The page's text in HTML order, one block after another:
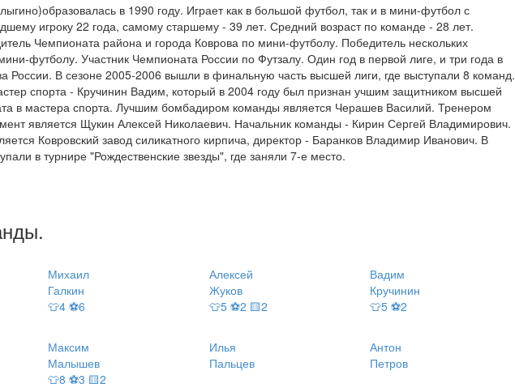
в 1990 году. Играет как в большой футбол, так и в мини-футбол с
игроку 22 года, самому старшему - 39 лет. Средний возраст по команде - 28 лет.
Чемпионата района и города Коврова по мини-футболу. Победитель нескольких
футболу. Участник Чемпионата России по Футзалу. Один год в первой лиге, и три года в
России. В сезоне 2005-2006 вышли в финальную часть высшей лиги, где выступали 8 команд.
спорта - Кручинин Вадим, который в 2004 году был признан учшим защитником высшей
в мастера спорта. Лучшим бомбадиром команды является Черашев Василий. Тренером
является Щукин Алексей Николаевич. Начальник команды - Кирин Сергей Владимирович.
Ковровский завод силикатного кирпича, директор - Баранков Владимир Иванович. В
в турнире "Рождественские звезды", где заняли 7-е место.
.
Михаил
Галкин
👕4 ⚽6
Алексей
Жуков
👕5 ⚽2 🟨2
Вадим
Кручинин
👕5 ⚽2
Максим
Малышев
👕8 ⚽3 🟨2
Илья
Пальцев
Антон
Петров